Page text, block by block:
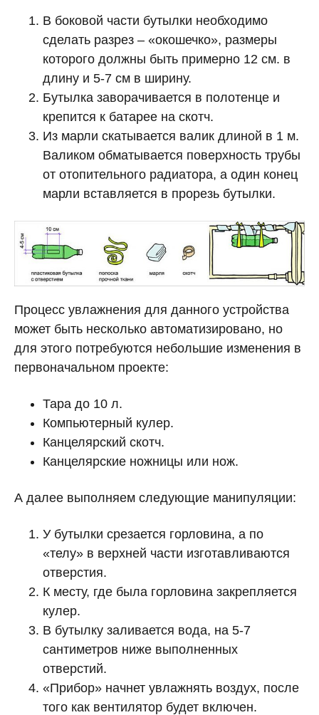
В боковой части бутылки необходимо
сделать разрез – «окошечко», размеры
которого должны быть примерно 12 см. в
длину и 5-7 см в ширину.
Бутылка заворачивается в полотенце и
крепится к батарее на скотч.
Из марли скатывается валик длиной в 1 м.
Валиком обматывается поверхность трубы
от отопительного радиатора, а один конец
марли вставляется в прорезь бутылки.
Процесс увлажнения для данного устройства
может быть несколько автоматизировано, но
для этого потребуются небольшие изменения в
первоначальном проекте:
Тара до 10 л.
Компьютерный кулер.
Канцелярский скотч.
Канцелярские ножницы или нож.
А далее выполняем следующие манипуляции:
У бутылки срезается горловина, а по
«телу» в верхней части изготавливаются
отверстия.
К месту, где была горловина закрепляется
кулер.
В бутылку заливается вода, на 5-7
сантиметров ниже выполненных
отверстий.
«Прибор» начнет увлажнять воздух, после
того как вентилятор будет включен.